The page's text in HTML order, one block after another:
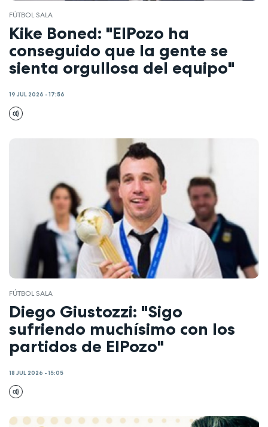
FÚTBOL SALA
Kike Boned: "ElPozo ha
conseguido que la gente se
sienta orgullosa del equipo"
19 JUL 2026 - 17:56
FÚTBOL SALA
Diego Giustozzi: "Sigo
sufriendo muchísimo con los
partidos de ElPozo"
18 JUL 2026 - 15:05